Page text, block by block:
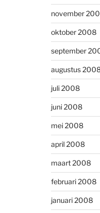
november
oktober 2008
september
augustus
juli 2008
juni 2008
mei 2008
april 2008
maart 2008
februari 2008
januari 2008